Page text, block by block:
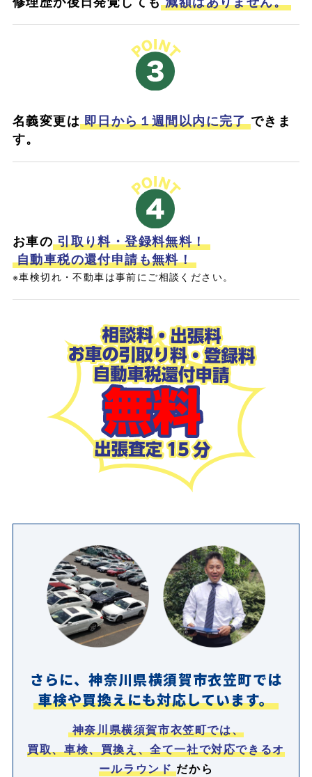
名義変更は 即日から１週間以内に完了 できま
す。
お車の 引取り料・登録料無料！
自動車税の還付申請も無料！
※車検切れ・不動車は事前にご相談ください。
さらに、神奈川県横須賀市衣笠町では
車検や買換えにも対応しています。
神奈川県横須賀市衣笠町では、
買取、車検、買換え、全て一社で対応できるオ
ールラウンド だから